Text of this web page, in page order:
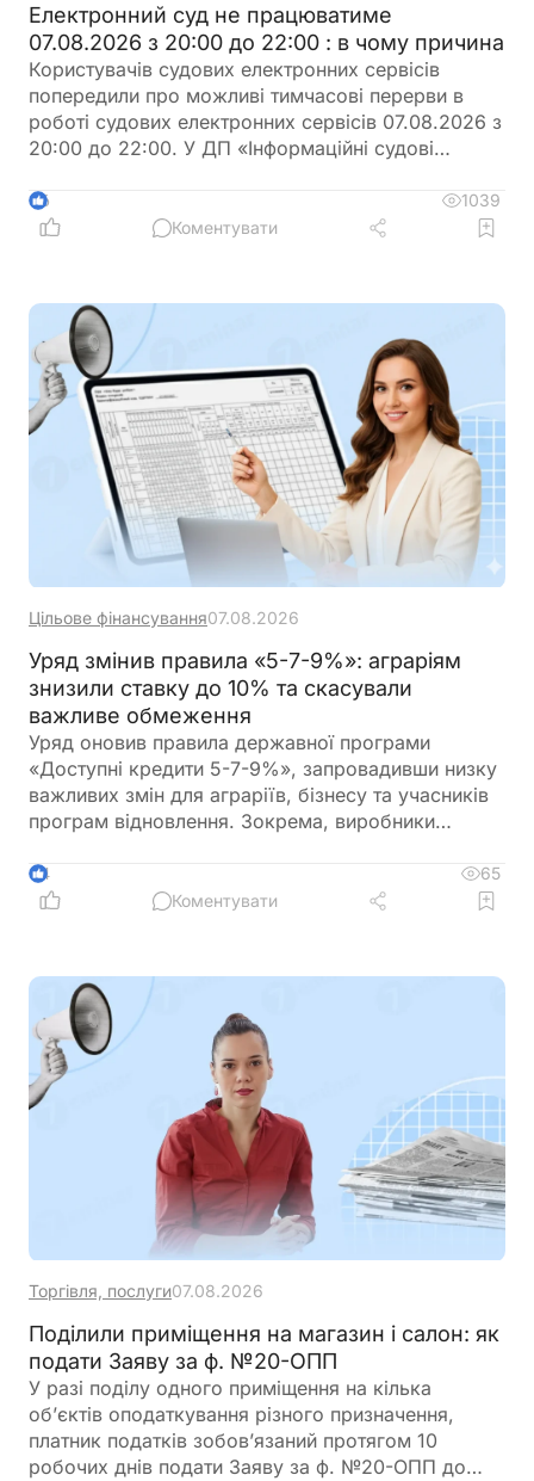
Електронний суд не працюватиме
07.08.2026 з 20:00 до 22:00 : в чому причина
Користувачів судових електронних сервісів
попередили про можливі тимчасові перерви в
роботі судових електронних сервісів 07.08.2026 з
20:00 до 22:00. У ДП «Інформаційні судові
час планування роботи із сервісами
6
1039
Коментувати
Цільове фінансування07.08.2026
Уряд змінив правила «5-7-9%»: аграріям
знизили ставку до 10% та скасували
важливе обмеження
Уряд оновив правила державної програми
«Доступні кредити 5-7-9%», запровадивши низку
важливих змін для аграріїв, бізнесу та учасників
програм відновлення. Зокрема, виробники
більше можливостей для фінансування
оборотного капіталу за нижчою ставкою, а з 1
4
65
Коментувати
Торгівля, послуги07.08.2026
Поділили приміщення на магазин і салон: як
подати Заяву за ф. №20-ОПП
У разі поділу одного приміщення на кілька
об’єктів оподаткування різного призначення,
платник податків зобов’язаний протягом 10
робочих днів подати Заяву за ф. №20-ОПП до